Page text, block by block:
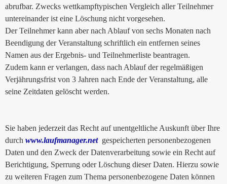
abrufbar. Zwecks wettkampftypischen Vergleich aller Teilnehmer
untereinander ist eine Löschung nicht vorgesehen.
Der Teilnehmer kann aber nach Ablauf von sechs Monaten nach
Beendigung der Veranstaltung schriftlich ein entfernen seines
Namen aus der Ergebnis- und Teilnehmerliste beantragen.
Zudem kann er verlangen, dass nach Ablauf der regelmäßigen
Verjährungsfrist von 3 Jahren nach Ende der Veranstaltung, alle
seine Zeitdaten gelöscht werden.
Sie haben jederzeit das Recht auf unentgeltliche Auskunft über Ihre
durch www.laufmanager.netgespeicherten personenbezogenen
Daten und den Zweck der Datenverarbeitung sowie ein Recht auf
Berichtigung, Sperrung oder Löschung dieser Daten. Hierzu sowie
zu weiteren Fragen zum Thema personenbezogene Daten können